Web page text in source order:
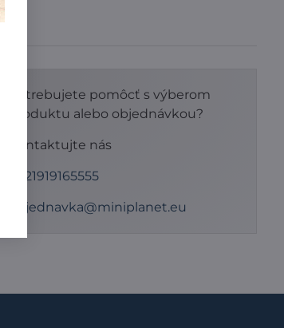
Potrebujete pomôcť s výberom
produktu alebo objednávkou?
Kontaktujte nás
+421919165555
objednavka@miniplanet.eu